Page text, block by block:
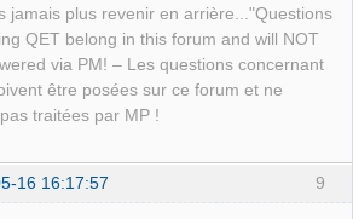
jamais plus revenir en arrière..."Questions
QET belong in this forum and will NOT
via PM! – Les questions concernant
être posées sur ce forum et ne
traitées par MP !
9
16 16:17:57